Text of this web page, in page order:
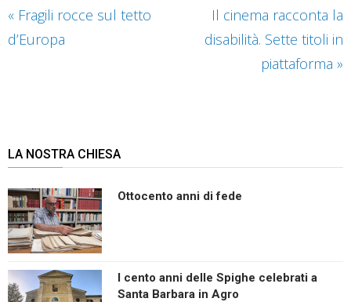
« Fragili rocce sul tetto
d’Europa
Il cinema racconta la
disabilità. Sette titoli in
piattaforma »
LA NOSTRA CHIESA
Ottocento anni di fede
I cento anni delle Spighe celebrati a
Santa Barbara in Agro